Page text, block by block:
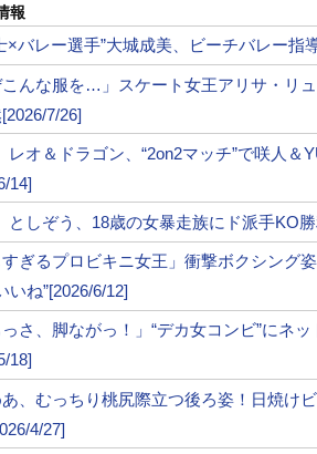
ォト】２人の”スポブラ”マッスル２シ
しずか、セクシードレスで「ムキムキ
RIZIN】”これは美女”RENAと対戦す
ォト】あのBD椅子蹴りラウンドガー
」
ォト】小顔ラウンドガール新唯、街
が下町に」
報
×バレー選手”大城成美、ビーチバレー指
こんな服を…」スケート女王アリサ・リ
7/26]
レオ＆ドラゴン、“2on2マッチ”で咲人
14]
としぞう、18歳の女暴走族にド派手KO
すぎるプロビキニ女王」衝撃ボクシング
いね”[2026/6/12]
っさ、脚ながっ！」“デカ女コンビ”にネ
18]
、むっちり桃尻際立つ後ろ姿！日焼け
4/27]